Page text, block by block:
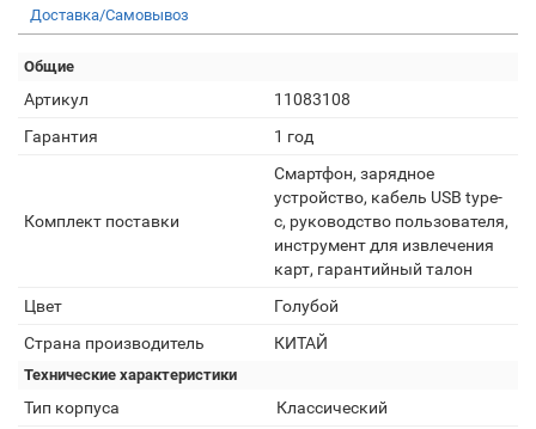
Доставка/Самовывоз
Общие
Артикул
11083108
Гарантия
1 год
Комплект поставки
Смартфон, зарядное
устройство, кабель USB type-
с, руководство пользователя,
инструмент для извлечения
карт, гарантийный талон
Цвет
Голубой
Страна производитель
КИТАЙ
Технические характеристики
Тип корпуса
Классический